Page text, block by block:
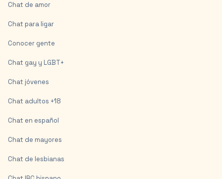
Chat de amor
Chat para ligar
Conocer gente
Chat gay y LGBT+
Chat jóvenes
Chat adultos +18
Chat en español
Chat de mayores
Chat de lesbianas